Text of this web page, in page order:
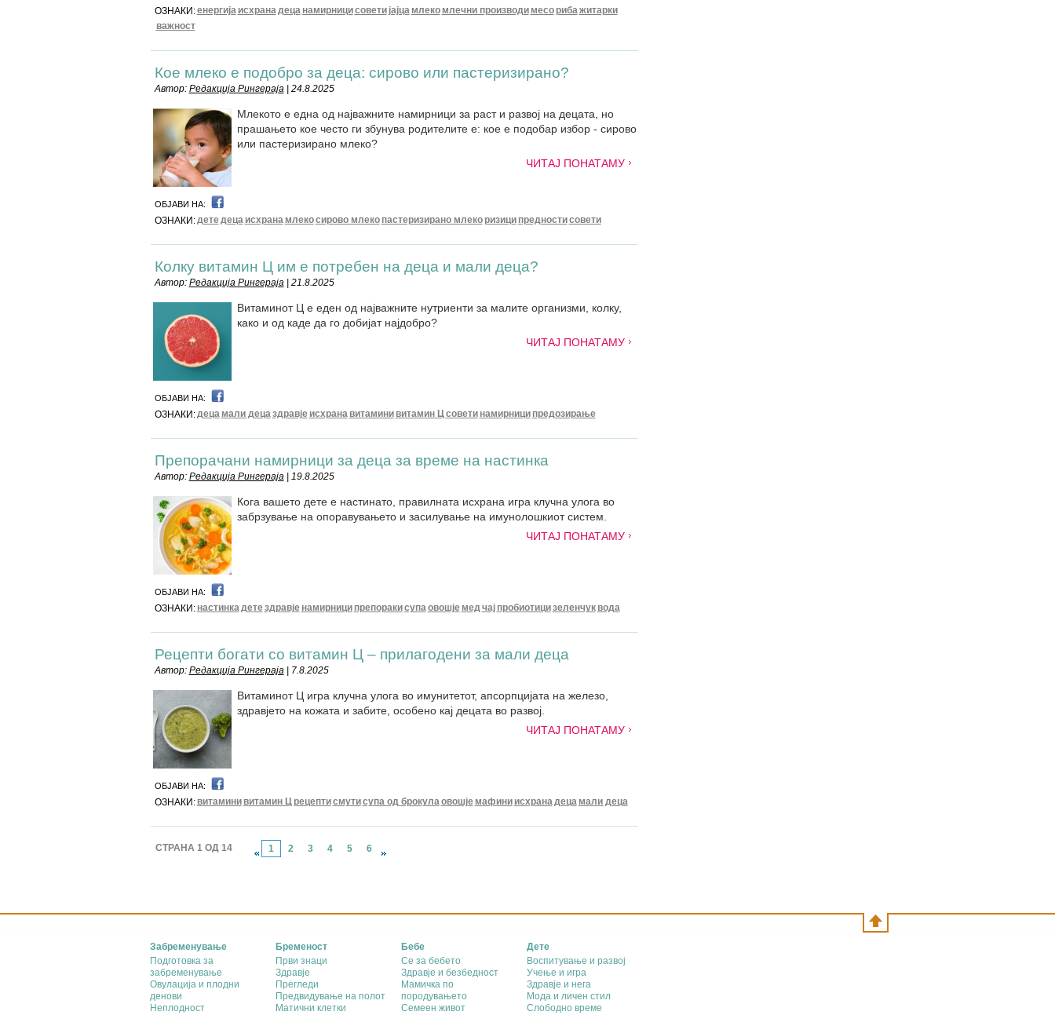
ОЗНАКИ:енергија исхранадеца намирницисовети јајца млеко млечни производи месо рибажитарки
важност
Кое млеко е подобро за деца: сирово или пастеризирано?
Автор: Редакција Рингераја| 24.8.2025
Млекото е една од најважните намирници за раст и развој на децата, но
прашањето кое често ги збунува родителите е: кое е подобар избор - сирово
или пастеризирано млеко?
ЧИТАЈ ПОНАТАМУ
ОБЈАВИ НА:
ОЗНАКИ:детедеца исхрана млекосирово млеко пастеризирано млеко ризици предностисовети
Колку витамин Ц им е потребен на деца и мали деца?
Автор: Редакција Рингераја| 21.8.2025
Витаминот Ц е еден од најважните нутриенти за малите организми, колку,
како и од каде да го добијат најдобро?
ЧИТАЈ ПОНАТАМУ
ОБЈАВИ НА:
ОЗНАКИ:деца мали децаздравје исхрана витамини витамин Цсовети намирници предозирање
Препорачани намирници за деца за време на настинка
Автор: Редакција Рингераја| 19.8.2025
Кога вашето дете е настинато, правилната исхрана игра клучна улога во
забрзување на опоравувањето и засилување на имунолошкиот систем.
ЧИТАЈ ПОНАТАМУ
ОБЈАВИ НА:
ОЗНАКИ: настинкадетездравје намирници препоракисупаовошје медчај пробиотицизеленчук вода
Рецепти богати со витамин Ц – прилагодени за мали деца
Автор: Редакција Рингераја| 7.8.2025
Витаминот Ц игра клучна улога во имунитетот, апсорпцијата на железо,
здравјето на кожата и забите, особено кај децата во развој.
ЧИТАЈ ПОНАТАМУ
ОБЈАВИ НА:
ОЗНАКИ: витамини витамин Ц рецептисмутисупа од брокулаовошје мафини исхранадеца мали деца
СТРАНА 1 ОД 14 1 2 3 4 5 6
Забременување
Подготовка за
забременување
Овулација и плодни
денови
Неплодност
Бременост
Први знаци
Здравје
Прегледи
Предвидување на полот
Матични клетки
Бебе
Се за бебето
Здравје и безбедност
Мамичка по
породувањето
Семеен живот
Дете
Воспитување и развој
Учење и игра
Здравје и нега
Мода и личен стил
Слободно време